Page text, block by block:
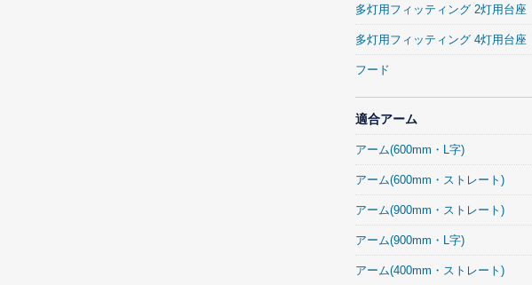
多灯用フィッティング 2灯用台座
多灯用フィッティング 4灯用台座
フード
適合アーム
アーム(600mm・L字)
アーム(600mm・ストレート)
アーム(900mm・ストレート)
アーム(900mm・L字)
アーム(400mm・ストレート)